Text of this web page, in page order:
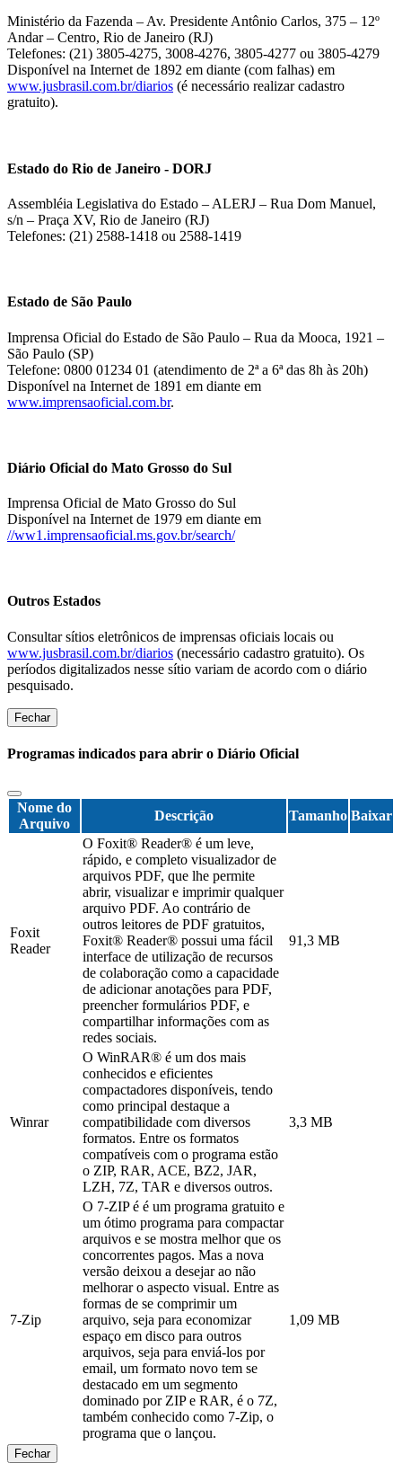
Ministério da Fazenda – Av. Presidente Antônio Carlos, 375 – 12º
Andar – Centro, Rio de Janeiro (RJ)
Telefones: (21) 3805-4275, 3008-4276, 3805-4277 ou 3805-4279
Disponível na Internet de 1892 em diante (com falhas) em
www.jusbrasil.com.br/diarios (é necessário realizar cadastro
gratuito).
Estado do Rio de Janeiro - DORJ
Assembléia Legislativa do Estado – ALERJ – Rua Dom Manuel,
s/n – Praça XV, Rio de Janeiro (RJ)
Telefones: (21) 2588-1418 ou 2588-1419
Estado de São Paulo
Imprensa Oficial do Estado de São Paulo – Rua da Mooca, 1921 –
São Paulo (SP)
Telefone: 0800 01234 01 (atendimento de 2ª a 6ª das 8h às 20h)
Disponível na Internet de 1891 em diante em
www.imprensaoficial.com.br.
Diário Oficial do Mato Grosso do Sul
Imprensa Oficial de Mato Grosso do Sul
Disponível na Internet de 1979 em diante em
//ww1.imprensaoficial.ms.gov.br/search/
Outros Estados
Consultar sítios eletrônicos de imprensas oficiais locais ou
www.jusbrasil.com.br/diarios (necessário cadastro gratuito). Os
períodos digitalizados nesse sítio variam de acordo com o diário
pesquisado.
Fechar
Programas indicados para abrir o Diário Oficial
Nome do
Arquivo
Descrição Tamanho Baixar
Foxit
Reader
O Foxit® Reader® é um leve,
rápido, e completo visualizador de
arquivos PDF, que lhe permite
abrir, visualizar e imprimir qualquer
arquivo PDF. Ao contrário de
outros leitores de PDF gratuitos,
Foxit® Reader® possui uma fácil
interface de utilização de recursos
de colaboração como a capacidade
de adicionar anotações para PDF,
preencher formulários PDF, e
compartilhar informações com as
redes sociais.
91,3 MB
Winrar
O WinRAR® é um dos mais
conhecidos e eficientes
compactadores disponíveis, tendo
como principal destaque a
compatibilidade com diversos
formatos. Entre os formatos
compatíveis com o programa estão
o ZIP, RAR, ACE, BZ2, JAR,
LZH, 7Z, TAR e diversos outros.
3,3 MB
7-Zip
O 7-ZIP é é um programa gratuito e
um ótimo programa para compactar
arquivos e se mostra melhor que os
concorrentes pagos. Mas a nova
versão deixou a desejar ao não
melhorar o aspecto visual. Entre as
formas de se comprimir um
arquivo, seja para economizar
espaço em disco para outros
arquivos, seja para enviá-los por
email, um formato novo tem se
destacado em um segmento
dominado por ZIP e RAR, é o 7Z,
também conhecido como 7-Zip, o
programa que o lançou.
1,09 MB
Fechar